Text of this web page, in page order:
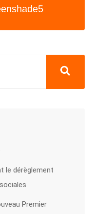
le dérèglement
Premier